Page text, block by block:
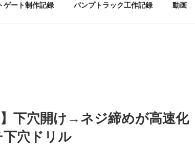
ゲート制作記録 パンプトラック工作記録 動画
】下穴開け→ネジ締めが高速化
穴ドリル